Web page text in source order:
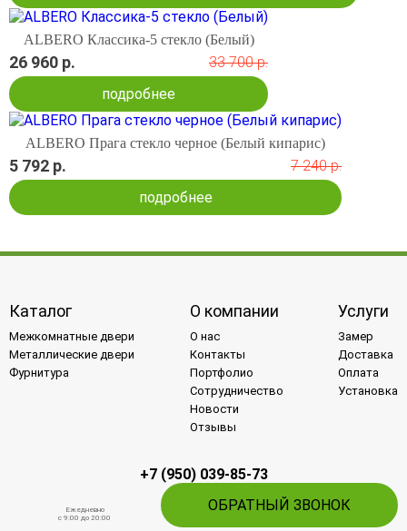
ALBERO Классика-5 стекло (Белый)
26 960 р.
33 700 р.
подробнее
ALBERO Прага стекло черное (Белый кипарис)
5 792 р.
7 240 р.
подробнее
Каталог
Межкомнатные двери
Металлические двери
Фурнитура
О компании
О нас
Контакты
Портфолио
Сотрудничество
Новости
Отзывы
Услуги
Замер
Доставка
Оплата
Установка
+7 (950) 039-85-73
Ежедневно
c 9:00 до 20:00
ОБРАТНЫЙ ЗВОНОК